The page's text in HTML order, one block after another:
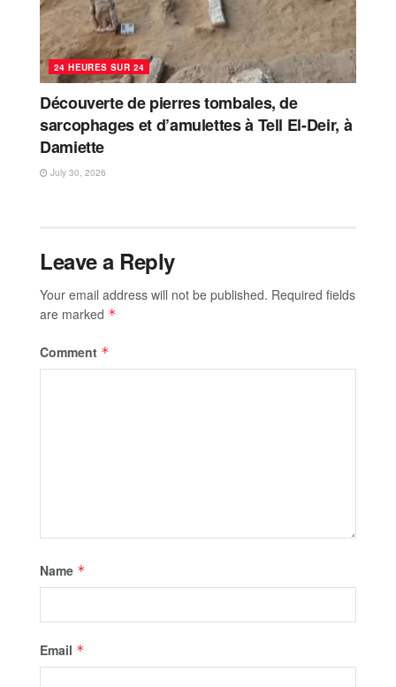
24 HEURES SUR 24
Découverte de pierres tombales, de
sarcophages et d’amulettes à Tell El-Deir, à
Damiette
July 30, 2026
Leave a Reply
Your email address will not be published. Required fields
are marked *
Comment *
Name *
Email *